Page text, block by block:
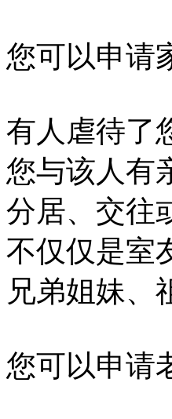
您可以申请
有人虐待了
您与该人有
分居、交往
不仅仅是室
兄弟姐妹、
您可以申请